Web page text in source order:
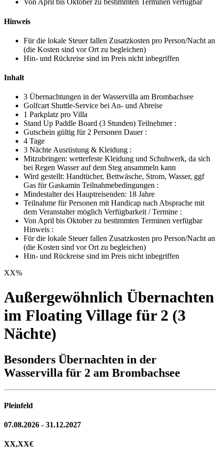
Von April bis Oktober zu bestimmten Terminen verfügbar
Hinweis
Für die lokale Steuer fallen Zusatzkosten pro Person/Nacht an
(die Kosten sind vor Ort zu begleichen)
Hin- und Rückreise sind im Preis nicht inbegriffen
Inhalt
3 Übernachtungen in der Wasservilla am Brombachsee
Golfcart Shuttle-Service bei An- und Abreise
1 Parkplatz pro Villa
Stand Up Paddle Board (3 Stunden) Teilnehmer :
Gutschein gültig für 2 Personen Dauer :
4 Tage
3 Nächte Ausrüstung & Kleidung :
Mitzubringen: wetterfeste Kleidung und Schuhwerk, da sich
bei Regen Wasser auf dem Steg ansammeln kann
Wird gestellt: Handtücher, Bettwäsche, Strom, Wasser, ggf
Gas für Gaskamin Teilnahmebedingungen :
Mindestalter des Hauptreisenden: 18 Jahre
Teilnahme für Personen mit Handicap nach Absprache mit
dem Veranstalter möglich Verfügbarkeit / Termine :
Von April bis Oktober zu bestimmten Terminen verfügbar
Hinweis :
Für die lokale Steuer fallen Zusatzkosten pro Person/Nacht an
(die Kosten sind vor Ort zu begleichen)
Hin- und Rückreise sind im Preis nicht inbegriffen
XX%
Außergewöhnlich Übernachten
im Floating Village für 2 (3
Nächte)
Besonders Übernachten in der
Wasservilla für 2 am Brombachsee
Pleinfeld
07.08.2026 - 31.12.2027
XX,XX€